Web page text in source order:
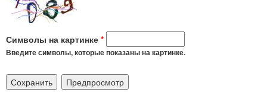
Символы на картинке *
Введите символы, которые показаны на картинке.